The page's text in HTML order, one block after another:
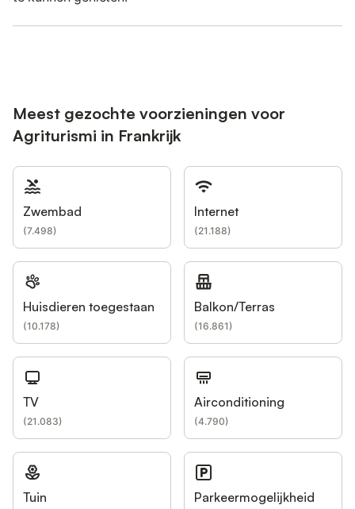
Meest gezochte voorzieningen voor
Agriturismi in Frankrijk
Zwembad
(7.498)
Internet
(21.188)
Huisdieren toegestaan
(10.178)
Balkon/Terras
(16.861)
TV
(21.083)
Airconditioning
(4.790)
Tuin Parkeermogelijkheid